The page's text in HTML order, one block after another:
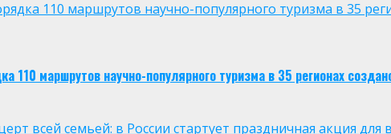
110 маршрутов научно-популярного туризма в 35
маршрутов научно-популярного туризма в 35 регионах
всей семьей: в России стартует праздничная акция